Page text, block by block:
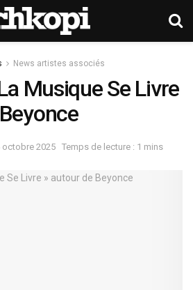
News artistes associés
Musique Se Livre
octobre 2025 Temps de lecture : 1 mins